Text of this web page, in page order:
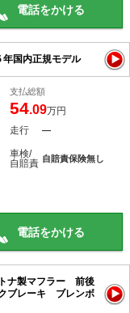
話をかける
国内正規モデル
支払総額
54.09万円
走行 ―
車検/
自賠責 自賠責保険無し
話をかける
ナ製マフラー 前後
ブレーキ ブレンボ